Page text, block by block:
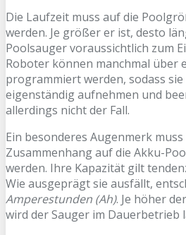
Die Laufzeit muss auf die
werden. Je größer er ist, desto
Poolsauger voraussichtlich zum
Roboter können manchmal über
programmiert werden, sodass
eigenständig aufnehmen und
allerdings nicht der Fall.
Ein besonderes Augenmerk muss
Zusammenhang auf die Akku-
werden. Ihre Kapazität gilt
Wie ausgeprägt sie ausfällt,
Amperestunden (Ah). Je höher
wird der Sauger im Dauerbetrieb